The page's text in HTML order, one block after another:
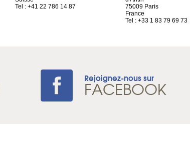
Tel : +41 22 786 14 87
75009 Paris
France
Tel : +33 1 83 79 69 73
Rejoignez-nous sur
FACEBOOK